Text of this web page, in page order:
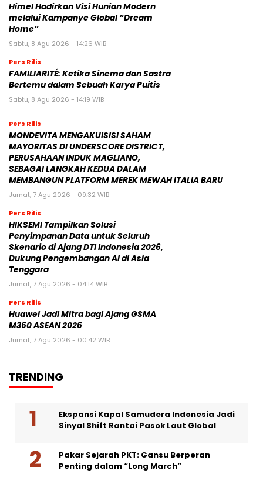
Himel Hadirkan Visi Hunian Modern
melalui Kampanye Global “Dream
Home”
Sabtu, 8 Agu 2026 - 14:26 WIB
Pers Rilis
FAMILIARITÉ: Ketika Sinema dan Sastra
Bertemu dalam Sebuah Karya Puitis
Sabtu, 8 Agu 2026 - 14:19 WIB
Pers Rilis
MONDEVITA MENGAKUISISI SAHAM
MAYORITAS DI UNDERSCORE DISTRICT,
PERUSAHAAN INDUK MAGLIANO,
SEBAGAI LANGKAH KEDUA DALAM
MEMBANGUN PLATFORM MEREK MEWAH ITALIA BARU
Jumat, 7 Agu 2026 - 09:32 WIB
Pers Rilis
HIKSEMI Tampilkan Solusi
Penyimpanan Data untuk Seluruh
Skenario di Ajang DTI Indonesia 2026,
Dukung Pengembangan AI di Asia
Tenggara
Jumat, 7 Agu 2026 - 04:14 WIB
Pers Rilis
Huawei Jadi Mitra bagi Ajang GSMA
M360 ASEAN 2026
Jumat, 7 Agu 2026 - 00:42 WIB
TRENDING
Ekspansi Kapal Samudera Indonesia Jadi
Sinyal Shift Rantai Pasok Laut Global
Pakar Sejarah PKT: Gansu Berperan
Penting dalam “Long March”